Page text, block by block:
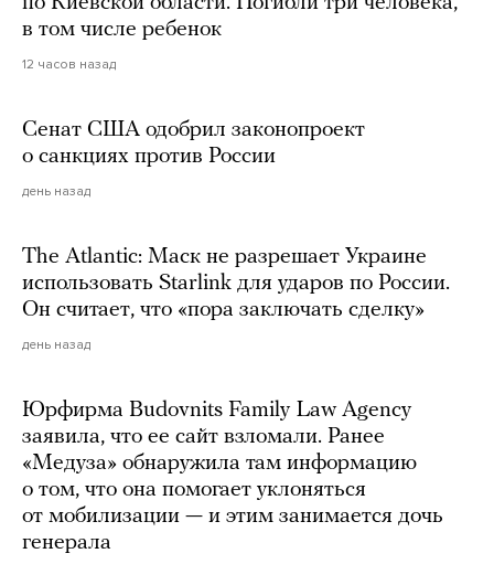
в том числе ребенок
12 часов назад
Сенат США одобрил законопроект
о санкциях против России
день назад
The Atlantic: Маск не разрешает Украине
использовать Starlink для ударов по России.
Он считает, что «пора заключать сделку»
день назад
Юрфирма Budovnits Family Law Agency
заявила, что ее сайт взломали. Ранее
«Медуза» обнаружила там информацию
о том, что она помогает уклоняться
от мобилизации — и этим занимается дочь
генерала